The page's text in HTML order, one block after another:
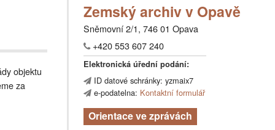
Spolupráce se školami
Badatelna
Kontakty
Zemský archiv v Opavě
Sněmovní 2/1, 746 01 Opava
+420 553 607 240
Elektronická úřední podání:
ID datové schránky: yzmaix7
e-podatelna: Kontaktní formulář
Orientace ve zprávách
objektu
za